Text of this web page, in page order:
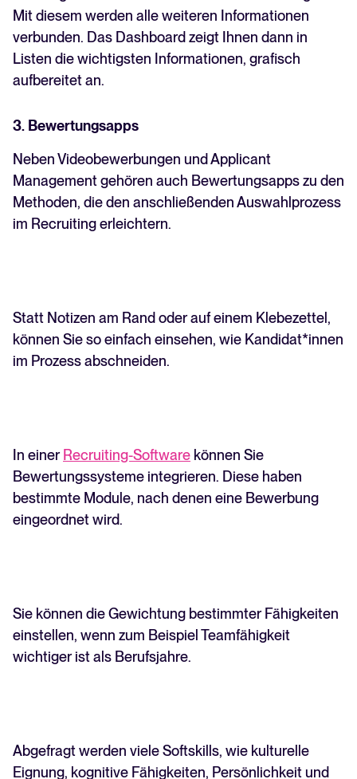
Mit diesem werden alle weiteren Informationen
verbunden. Das Dashboard zeigt Ihnen dann in
Listen die wichtigsten Informationen, grafisch
aufbereitet an.
3. Bewertungsapps
Neben Videobewerbungen und Applicant
Management gehören auch Bewertungsapps zu den
Methoden, die den anschließenden Auswahlprozess
im Recruiting erleichtern.
Statt Notizen am Rand oder auf einem Klebezettel,
können Sie so einfach einsehen, wie Kandidat*innen
im Prozess abschneiden.
In einer Recruiting-Software können Sie
Bewertungssysteme integrieren. Diese haben
bestimmte Module, nach denen eine Bewerbung
eingeordnet wird.
Sie können die Gewichtung bestimmter Fähigkeiten
einstellen, wenn zum Beispiel Teamfähigkeit
wichtiger ist als Berufsjahre.
Abgefragt werden viele Softskills, wie kulturelle
Eignung, kognitive Fähigkeiten, Persönlichkeit und